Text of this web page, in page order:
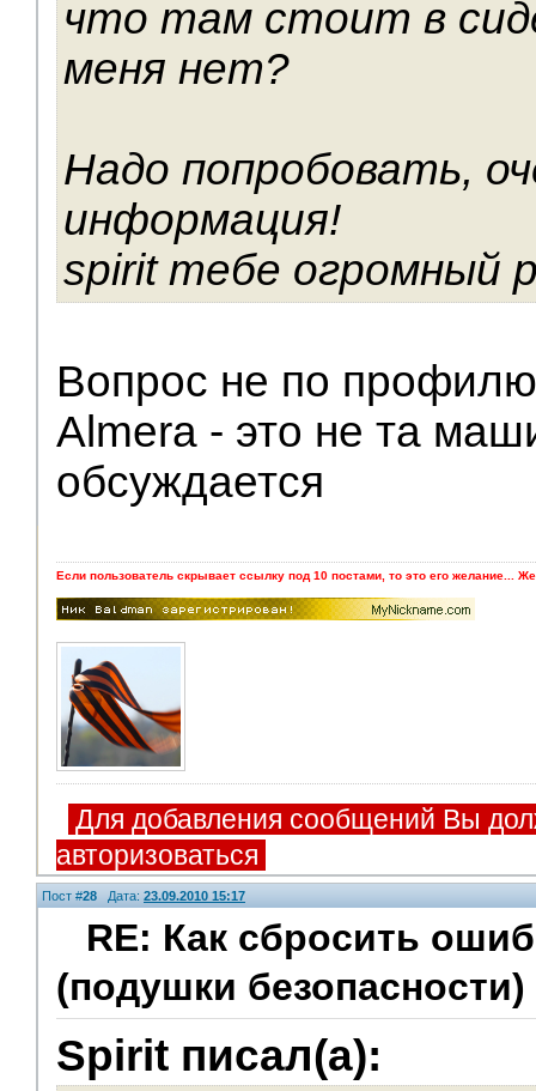
что там стоит в
меня нет?
Надо попробовать,
информация!
spirit тебе огромный
Вопрос не по
Almera - это не та
обсуждается
Если пользователь скрывает ссылку под 10 постами, то это его желание...
Для добавления сообщений Вы
авторизоваться
Пост #28 Дата: 23.09.2010 15:17
RE: Как сбросить
(подушки безопасности)
Spirit писал(а):